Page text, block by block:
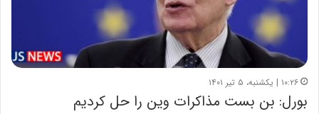
۱۰:۲۶ | یکشنبه، ۵ تیر ۱۴۰۱
بورل: بن بست مذاکرات وین را حل کردیم